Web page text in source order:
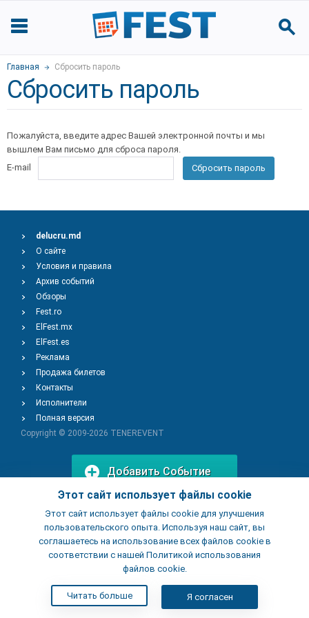
Главная Сбросить пароль
Сбросить пароль
Пожалуйста, введите адрес Вашей электронной почты и мы
вышлем Вам письмо для сброса пароля.
E-mail
Сбросить пароль
Этот сайт использует файлы cookie
Этот сайт использует файлы cookie для улучшения
пользовательского опыта. Используя наш сайт, вы
соглашаетесь на использование всех файлов cookie в
соответствии с нашей Политикой использования
файлов cookie.
Читать больше Я согласен
delucru.md
О сайте
Условия и правила
Архив событий
Обзоры
Fest.ro
ElFest.mx
ElFest.es
Реклама
Продажа билетов
Контакты
Исполнители
Полная версия
Copyright © 2009-2026 TENEREVENT
Добавить Событие
Добавить Заведение